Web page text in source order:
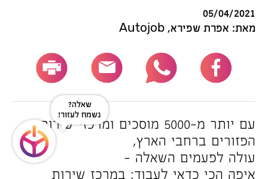
05/04/2021
מאת: אפרת שפירא, Autojob
עם יותר מ-5000 מוסכים ומרכזי שירות
הפזורים ברחבי הארץ,
עולה לפעמים השאלה –
איפה הכי כדאי לעבוד: במרכז שירות
שאלה?
נשמח לעזור!